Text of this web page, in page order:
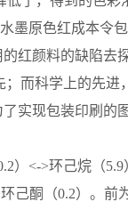
墨原色红成本令
红颜料的缺陷去
而科学上的先
实现包装印刷的
<->环己烷（
环己酮（0.2）。